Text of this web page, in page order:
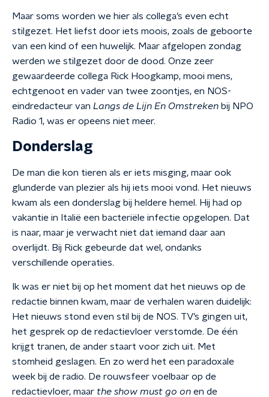
Maar soms worden we hier als collega’s even echt
stilgezet. Het liefst door iets moois, zoals de geboorte
van een kind of een huwelijk. Maar afgelopen zondag
werden we stilgezet door de dood. Onze zeer
gewaardeerde collega Rick Hoogkamp, mooi mens,
echtgenoot en vader van twee zoontjes, en NOS-
eindredacteur van Langs de Lijn En Omstreken bij NPO
Radio 1, was er opeens niet meer.
Donderslag
De man die kon tieren als er iets misging, maar ook
glunderde van plezier als hij iets mooi vond. Het nieuws
kwam als een donderslag bij heldere hemel. Hij had op
vakantie in Italië een bacteriële infectie opgelopen. Dat
is naar, maar je verwacht niet dat iemand daar aan
overlijdt. Bij Rick gebeurde dat wel, ondanks
verschillende operaties.
Ik was er niet bij op het moment dat het nieuws op de
redactie binnen kwam, maar de verhalen waren duidelijk:
Het nieuws stond even stil bij de NOS. TV’s gingen uit,
het gesprek op de redactievloer verstomde. De één
krijgt tranen, de ander staart voor zich uit. Met
stomheid geslagen. En zo werd het een paradoxale
week bij de radio. De rouwsfeer voelbaar op de
redactievloer, maar the show must go on en de